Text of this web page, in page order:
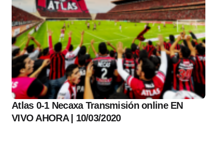
Atlas 0-1 Necaxa Transmisión online EN
VIVO AHORA | 10/03/2020